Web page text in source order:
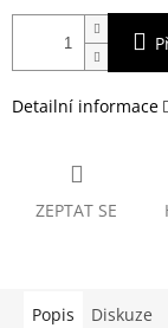
Detailní informace
ZEPTAT SE
Popis Diskuze